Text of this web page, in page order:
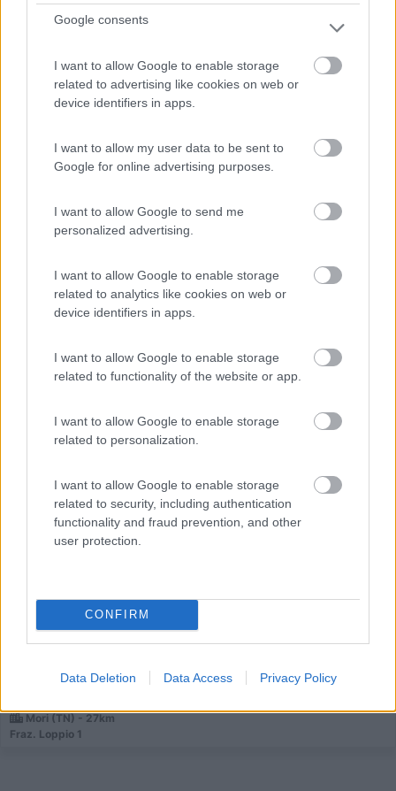
Google consents
I want to allow Google to enable storage
related to advertising like cookies on web or
device identifiers in apps.
I want to allow my user data to be sent to
Google for online advertising purposes.
I want to allow Google to send me
personalized advertising.
I want to allow Google to enable storage
related to analytics like cookies on web or
device identifiers in apps.
I want to allow Google to enable storage
related to functionality of the website or app.
I want to allow Google to enable storage
related to personalization.
I want to allow Google to enable storage
related to security, including authentication
functionality and fraud prevention, and other
user protection.
CONFIRM
Data Deletion Data Access Privacy Policy
Agriturismo Verdepiano Bed&Camping
Servizi / Posizione
A 2 km dal lago di Garda, l'azienda dispone di area con
Riva del Garda (TN) - 26.5km
Loc. Fangolino, 3
Area di sosta (AA)
Agriturismo L'Albero delle Mele
Servizi / Posizione
Nei pressi del Lago di Loppio, la tenuta agricola
Mori (TN) - 27km
Fraz. Loppio 1